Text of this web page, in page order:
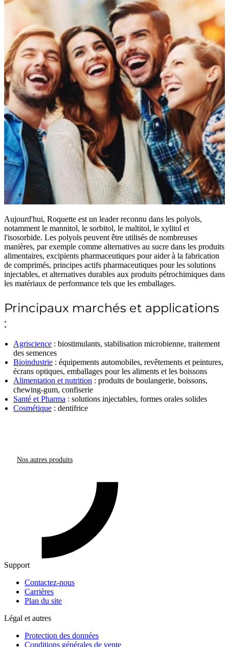
Aujourd'hui, Roquette est un leader reconnu dans les polyols,
notamment le mannitol, le sorbitol, le maltitol, le xylitol et
l'isosorbide. Les polyols peuvent être utilisés de nombreuses
manières, par exemple comme alternatives au sucre dans les produits
alimentaires, excipients pharmaceutiques pour aider à la fabrication
de comprimés, principes actifs pharmaceutiques pour les solutions
injectables, et alternatives durables aux produits pétrochimiques dans
les matériaux de performance tels que les emballages.
Principaux marchés et applications
:
Agriscience : biostimulants, stabilisation microbienne, traitement
des semences
Bioindustrie : équipements automobiles, revêtements et peintures,
écrans optiques, emballages pour les aliments et les boissons
Alimentation et nutrition : produits de boulangerie, boissons,
chewing-gum, confiserie
Santé et Pharma : solutions injectables, formes orales solides
Cosmétique : dentifrice
Nos autres produits
Support
Contactez-nous
Carrières
Plan du site
Légal et autres
Protection des données
Conditions générales de vente